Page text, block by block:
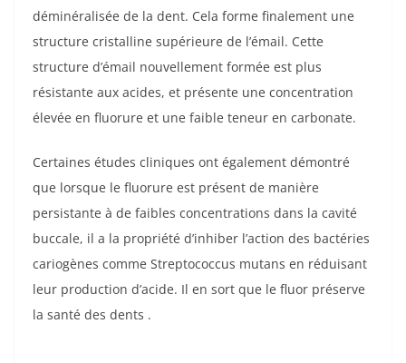
déminéralisée de la dent. Cela forme finalement une
structure cristalline supérieure de l’émail. Cette
structure d’émail nouvellement formée est plus
résistante aux acides, et présente une concentration
élevée en fluorure et une faible teneur en carbonate.
Certaines études cliniques ont également démontré
que lorsque le fluorure est présent de manière
persistante à de faibles concentrations dans la cavité
buccale, il a la propriété d’inhiber l’action des bactéries
cariogènes comme Streptococcus mutans en réduisant
leur production d’acide. Il en sort que le fluor préserve
la santé des dents .